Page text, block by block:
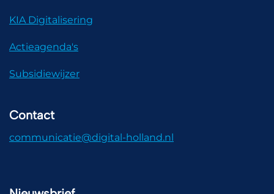
KIA Digitalisering
Actieagenda's
Subsidiewijzer
Contact
communicatie@digital-holland.nl